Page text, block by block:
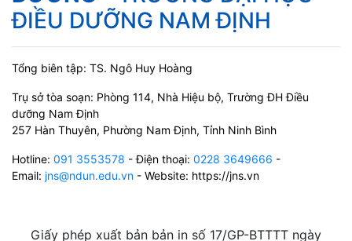
ĐIỀU DƯỠNG NAM ĐỊNH
Tổng biên tập: TS. Ngô Huy Hoàng
Trụ sở tòa soạn: Phòng 114, Nhà Hiệu bộ, Trường ĐH Điều
dưỡng Nam Định
257 Hàn Thuyên, Phường Nam Định, Tỉnh Ninh Bình
Hotline: 091 3553578 - Điện thoại: 0228 3649666 -
Email: jns@ndun.edu.vn - Website: https://jns.vn
Giấy phép xuất bản bản in số 17/GP-BTTTT ngày